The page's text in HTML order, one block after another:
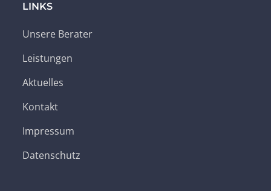
LINKS
Unsere Berater
Leistungen
Aktuelles
Kontakt
Impressum
Datenschutz